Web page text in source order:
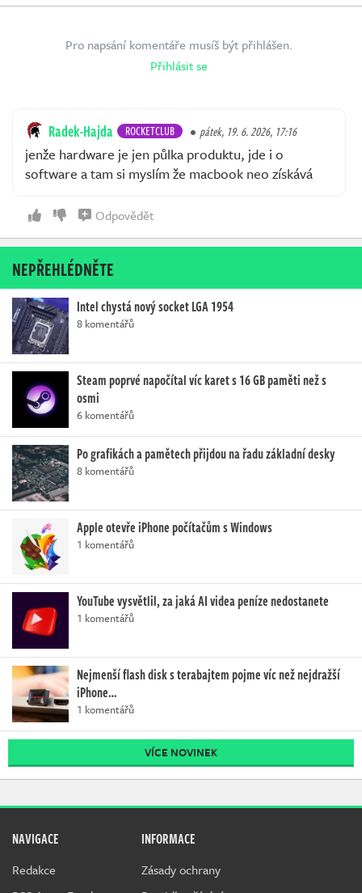
Pro napsání komentáře musíš být přihlášen.
Přihlásit se
Radek-Hajda ROCKETCLUB pátek, 19. 6. 2026, 17:16
jenže hardware je jen půlka produktu, jde i o
software a tam si myslím že macbook neo získává
Odpovědět
NEPŘEHLÉDNĚTE
Intel chystá nový socket LGA 1954
8 komentářů
Steam poprvé napočítal víc karet s 16 GB paměti než s
osmi
6 komentářů
Po grafikách a pamětech přijdou na řadu základní desky
8 komentářů
Apple otevře iPhone počítačům s Windows
1 komentářů
YouTube vysvětlil, za jaká AI videa peníze nedostanete
1 komentářů
Nejmenší flash disk s terabajtem pojme víc než nejdražší
iPhone…
1 komentářů
VÍCE NOVINEK
NAVIGACE
Redakce
INFORMACE
Zásady ochrany